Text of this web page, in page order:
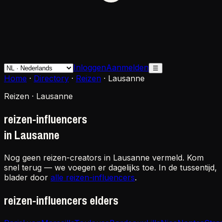
InloggenAanmelden ☰
Home · Directory · Reizen · Lausanne
Reizen · Lausanne
reizen-influencers
in Lausanne
Nog geen reizen-creators in Lausanne vermeld. Kom
snel terug — we voegen er dagelijks toe. In de tussentijd,
blader door alle reizen-influencers.
reizen-influencers elders